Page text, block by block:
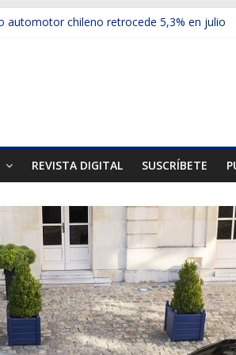
automotor chileno retrocede 5,3% en julio
presentó la recién estrenada Bolden en
mercado internacional en lanzar la nueva
REVISTA DIGITAL SUSCRÍBETE